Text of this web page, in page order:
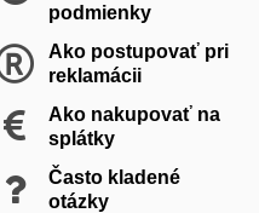
podmienky
Ako postupovať pri
reklamácii
Ako nakupovať na
splátky
Často kladené
otázky